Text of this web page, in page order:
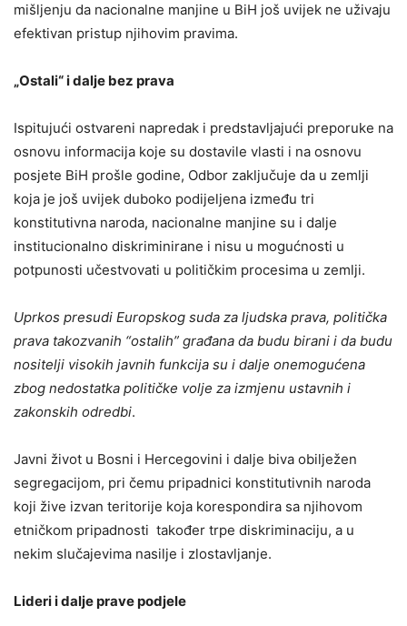
mišljenju da nacionalne manjine u BiH još uvijek ne uživaju
efektivan pristup njihovim pravima.
„Ostali“ i dalje bez prava
Ispitujući ostvareni napredak i predstavljajući preporuke na
osnovu informacija koje su dostavile vlasti i na osnovu
posjete BiH prošle godine, Odbor zaključuje da u zemlji
koja je još uvijek duboko podijeljena između tri
konstitutivna naroda, nacionalne manjine su i dalje
institucionalno diskriminirane i nisu u mogućnosti u
potpunosti učestvovati u političkim procesima u zemlji.
Uprkos presudi Europskog suda za ljudska prava, politička
prava takozvanih “ostalih” građana da budu birani i da budu
nositelji visokih javnih funkcija su i dalje onemogućena
zbog nedostatka političke volje za izmjenu ustavnih i
zakonskih odredbi.
Javni život u Bosni i Hercegovini i dalje biva obilježen
segregacijom, pri čemu pripadnici konstitutivnih naroda
koji žive izvan teritorije koja korespondira sa njihovom
etničkom pripadnosti također trpe diskriminaciju, a u
nekim slučajevima nasilje i zlostavljanje.
Lideri i dalje prave podjele